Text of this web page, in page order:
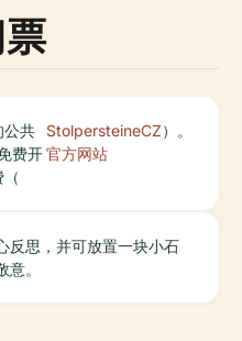
公共
费开
StolpersteineCZ
官方网站
）。
反思，并可放置一块小石
。